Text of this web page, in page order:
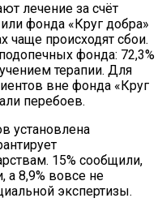
лечение за счёт
фонда «Круг добра»
чаще происходят сбои.
фонда: 72,3%
терапии. Для
вне фонда «Круг
перебоев.
установлена
15% сообщили,
а 8,9% вовсе не
экспертизы.